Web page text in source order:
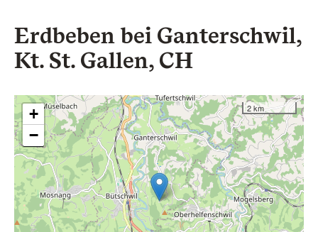
Erdbeben bei Ganterschwil,
Kt. St. Gallen, CH
+
−
2 km